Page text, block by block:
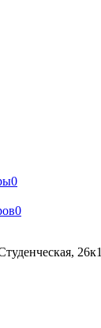
0
0
26к1